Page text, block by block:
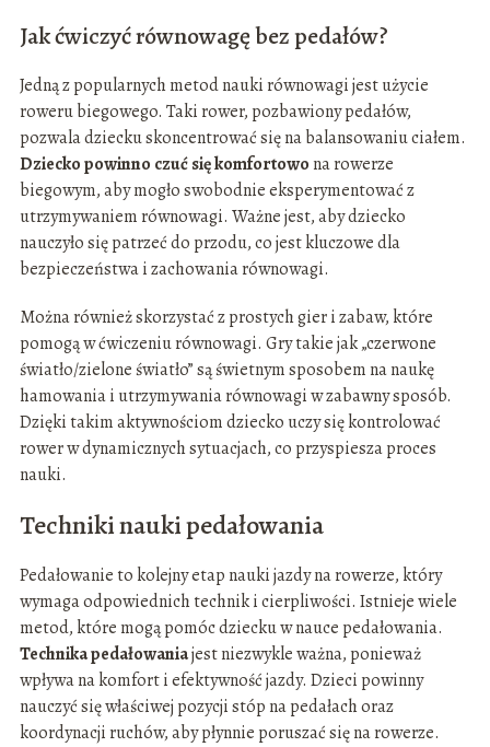
Jak ćwiczyć równowagę bez pedałów?
Jedną z popularnych metod nauki równowagi jest użycie
roweru biegowego. Taki rower, pozbawiony pedałów,
pozwala dziecku skoncentrować się na balansowaniu ciałem.
Dziecko powinno czuć się komfortowo na rowerze
biegowym, aby mogło swobodnie eksperymentować z
utrzymywaniem równowagi. Ważne jest, aby dziecko
nauczyło się patrzeć do przodu, co jest kluczowe dla
bezpieczeństwa i zachowania równowagi.
Można również skorzystać z prostych gier i zabaw, które
pomogą w ćwiczeniu równowagi. Gry takie jak „czerwone
światło/zielone światło” są świetnym sposobem na naukę
hamowania i utrzymywania równowagi w zabawny sposób.
Dzięki takim aktywnościom dziecko uczy się kontrolować
rower w dynamicznych sytuacjach, co przyspiesza proces
nauki.
Techniki nauki pedałowania
Pedałowanie to kolejny etap nauki jazdy na rowerze, który
wymaga odpowiednich technik i cierpliwości. Istnieje wiele
metod, które mogą pomóc dziecku w nauce pedałowania.
Technika pedałowaniajest niezwykle ważna, ponieważ
wpływa na komfort i efektywność jazdy. Dzieci powinny
nauczyć się właściwej pozycji stóp na pedałach oraz
koordynacji ruchów, aby płynnie poruszać się na rowerze.